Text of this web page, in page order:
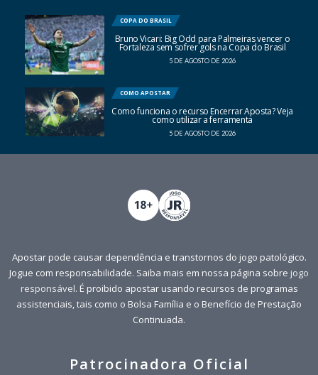
COPA DO BRASIL
Bruno Vicari: Big Odd para Palmeiras vencer o
Fortaleza sem sofrer gols na Copa do Brasil
5 DE AGOSTO DE 2026
COMO APOSTAR
Como funciona o recurso Encerrar Aposta? Veja
como utilizar a ferramenta
5 DE AGOSTO DE 2026
Apostar pode causar dependência e transtornos do jogo patológico.
Jogue com responsabilidade. Saiba mais em nossa página sobre jogo
responsável. É proibido apostar usando recursos de programas
assistenciais, tais como o Bolsa Família e o Benefício de Prestação
Continuada.
Patrocinadora Oficial